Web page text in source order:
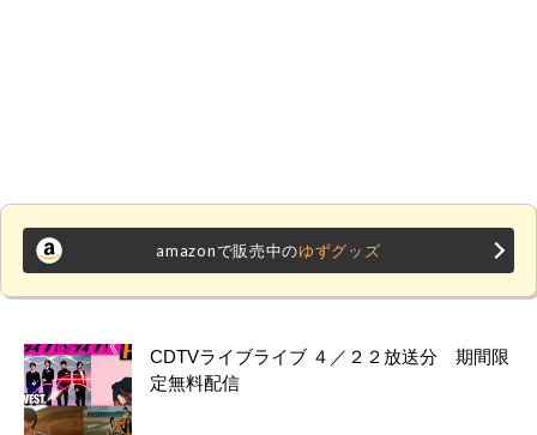
amazonで販売中のゆずグッズ
CDTVライブライブ ４／２２放送分 期間限
定無料配信